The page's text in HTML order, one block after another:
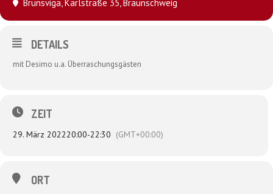
Brunsviga, Karlstraße 35, Braunschweig
DETAILS
mit Desimo u.a. Überraschungsgästen
ZEIT
29. März 202220:00-22:30 (GMT+00:00)
ORT